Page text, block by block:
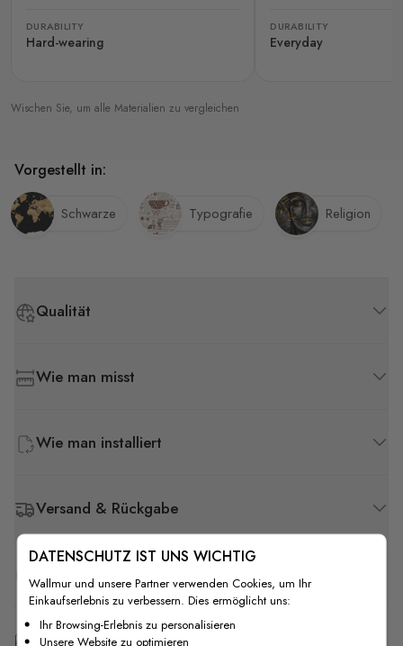
DURABILITY
Hard-wearing
DURABILITY
Everyday
Wischen Sie, um alle Materialien zu vergleichen
Qualität
Wie man misst
Wie man installiert
Versand & Rückgabe
F.A.Q
Kostenlose Anpassung
Vorgestellt in:
Schwarze Typografie Religion
DATENSCHUTZ IST UNS WICHTIG
Wallmur und unsere Partner verwenden Cookies, um Ihr
Einkaufserlebnis zu verbessern. Dies ermöglicht uns:
Ihr Browsing-Erlebnis zu personalisieren
Unsere Website zu optimieren